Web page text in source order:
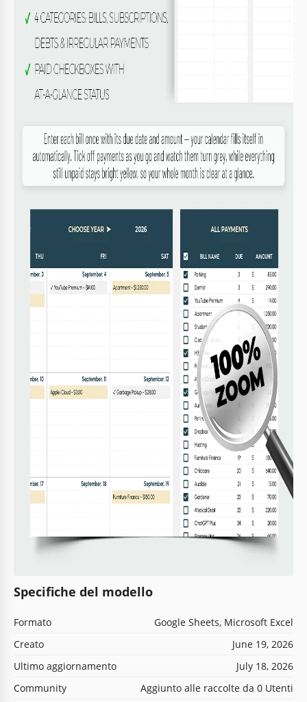
Specifiche del modello
Formato
Google Sheets, Microsoft Excel
Creato
June 19, 2026
Ultimo aggiornamento
July 18, 2026
Community
Aggiunto alle raccolte da 0 Utenti